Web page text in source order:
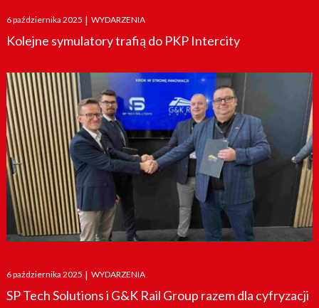
Posted
on
6 października 2025 | WYDARZENIA
Kolejne symulatory trafią do PKP Intercity
Posted
on
6 października 2025 | WYDARZENIA
SP Tech Solutions i G&K Rail Group razem dla cyfryzacji